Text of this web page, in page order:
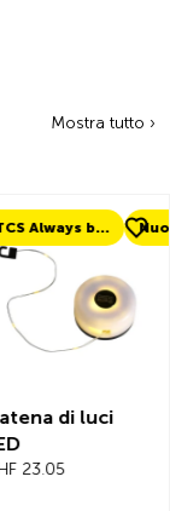
Mostra tutto ›
Nuovo Nuovo
Beeline